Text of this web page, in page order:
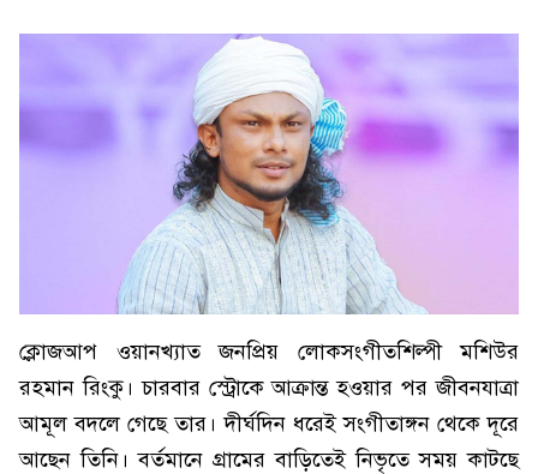
ক্লোজআপ ওয়ানখ্যাত জনপ্রিয় লোকসংগীতশিল্পী মশিউর
রহমান রিংকু। চারবার স্ট্রোকে আক্রান্ত হওয়ার পর জীবনযাত্রা
আমূল বদলে গেছে তার। দীর্ঘদিন ধরেই সংগীতাঙ্গন থেকে দূরে
আছেন তিনি। বর্তমানে গ্রামের বাড়িতেই নিভৃতে সময় কাটছে